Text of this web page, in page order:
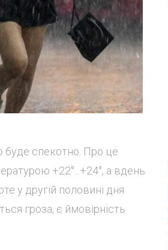
буде спекотно. Про це
+22°...+24°, а вдень
у другій половині дня
гроза, є ймовірність